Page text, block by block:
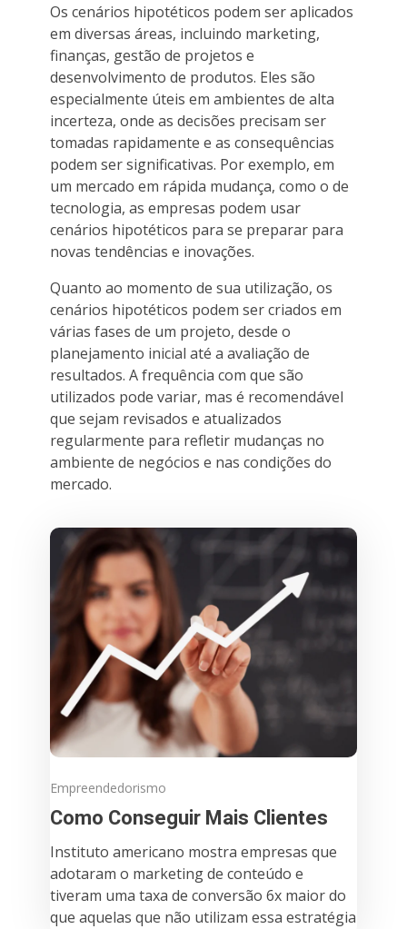
Os cenários hipotéticos podem ser aplicados
em diversas áreas, incluindo marketing,
finanças, gestão de projetos e
desenvolvimento de produtos. Eles são
especialmente úteis em ambientes de alta
incerteza, onde as decisões precisam ser
tomadas rapidamente e as consequências
podem ser significativas. Por exemplo, em
um mercado em rápida mudança, como o de
tecnologia, as empresas podem usar
cenários hipotéticos para se preparar para
novas tendências e inovações.
Quanto ao momento de sua utilização, os
cenários hipotéticos podem ser criados em
várias fases de um projeto, desde o
planejamento inicial até a avaliação de
resultados. A frequência com que são
utilizados pode variar, mas é recomendável
que sejam revisados e atualizados
regularmente para refletir mudanças no
ambiente de negócios e nas condições do
mercado.
Empreendedorismo
Como Conseguir Mais Clientes
Instituto americano mostra empresas que
adotaram o marketing de conteúdo e
tiveram uma taxa de conversão 6x maior do
que aquelas que não utilizam essa estratégia